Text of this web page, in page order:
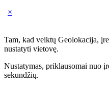
×
Tam, kad veiktų Geolokacija,
nustatyti vietovę.
Nustatymas, priklausomai nuo
sekundžių.